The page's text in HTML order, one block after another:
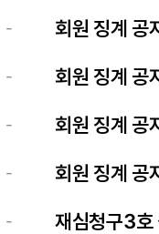
- 회원 징계 공
- 회원 징계 공
- 회원 징계 공
- 회원 징계 공
- 재심청구3호